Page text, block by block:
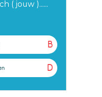
( jouw )......
B
D